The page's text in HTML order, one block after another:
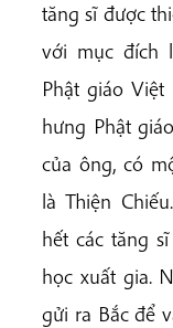
tăng sĩ được
với mục đích
Phật giáo
hưng Phật
của ông, có
là Thiện
hết các tăng
học xuất gia.
gửi ra Bắc để